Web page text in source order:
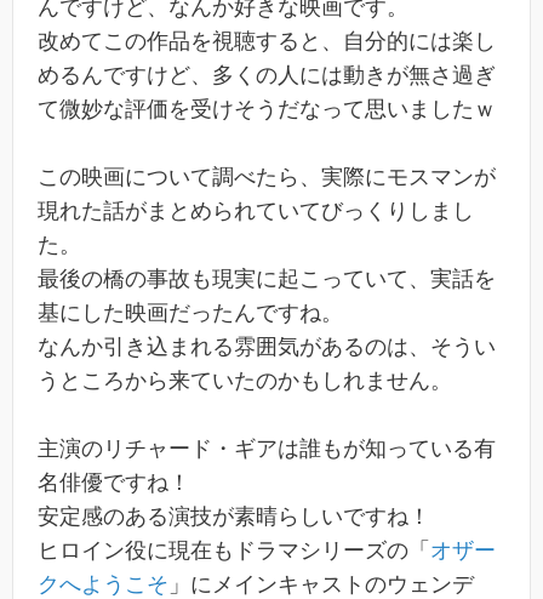
んですけど、なんか好きな映画です。
改めてこの作品を視聴すると、自分的には楽し
めるんですけど、多くの人には動きが無さ過ぎ
て微妙な評価を受けそうだなって思いましたｗ
この映画について調べたら、実際にモスマンが
現れた話がまとめられていてびっくりしまし
た。
最後の橋の事故も現実に起こっていて、実話を
基にした映画だったんですね。
なんか引き込まれる雰囲気があるのは、そうい
うところから来ていたのかもしれません。
主演のリチャード・ギアは誰もが知っている有
名俳優ですね！
安定感のある演技が素晴らしいですね！
ヒロイン役に現在もドラマシリーズの「 オザー
クへようこそ 」にメインキャストのウェンデ